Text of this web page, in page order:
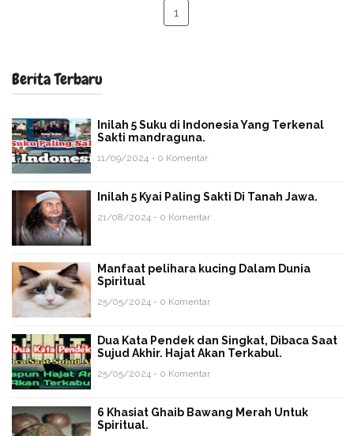
1
Berita Terbaru
Inilah 5 Suku di Indonesia Yang Terkenal
Sakti mandraguna.
11/09/2024 - 0 Komentar
Inilah 5 Kyai Paling Sakti Di Tanah Jawa.
21/08/2024 - 0 Komentar
Manfaat pelihara kucing Dalam Dunia
Spiritual
25/05/2024 - 0 Komentar
Dua Kata Pendek dan Singkat, Dibaca Saat
Sujud Akhir. Hajat Akan Terkabul.
25/05/2024 - 0 Komentar
6 Khasiat Ghaib Bawang Merah Untuk
Spiritual.